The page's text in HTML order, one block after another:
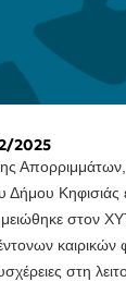
2025
Κηφισιάς
στον
καιρικών
στη